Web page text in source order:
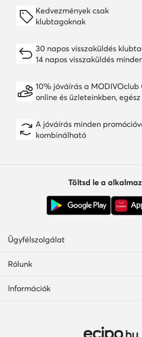
Kedvezmények csak
klubtagoknak
30 napos visszaküldés
14 napos visszaküldés
10% jóváírás a
online és üzleteinkben,
A jóváírás minden
kombinálható
Töltsd le a
Ügyfélszolgálat
Rólunk
Információk